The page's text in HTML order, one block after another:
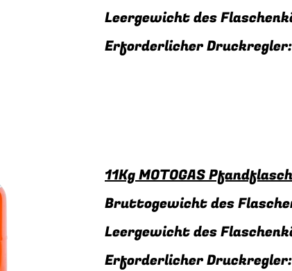
Leergewicht des
Erforderlicher
11Kg MOTOGAS
Bruttogewicht des
Leergewicht des
Erforderlicher